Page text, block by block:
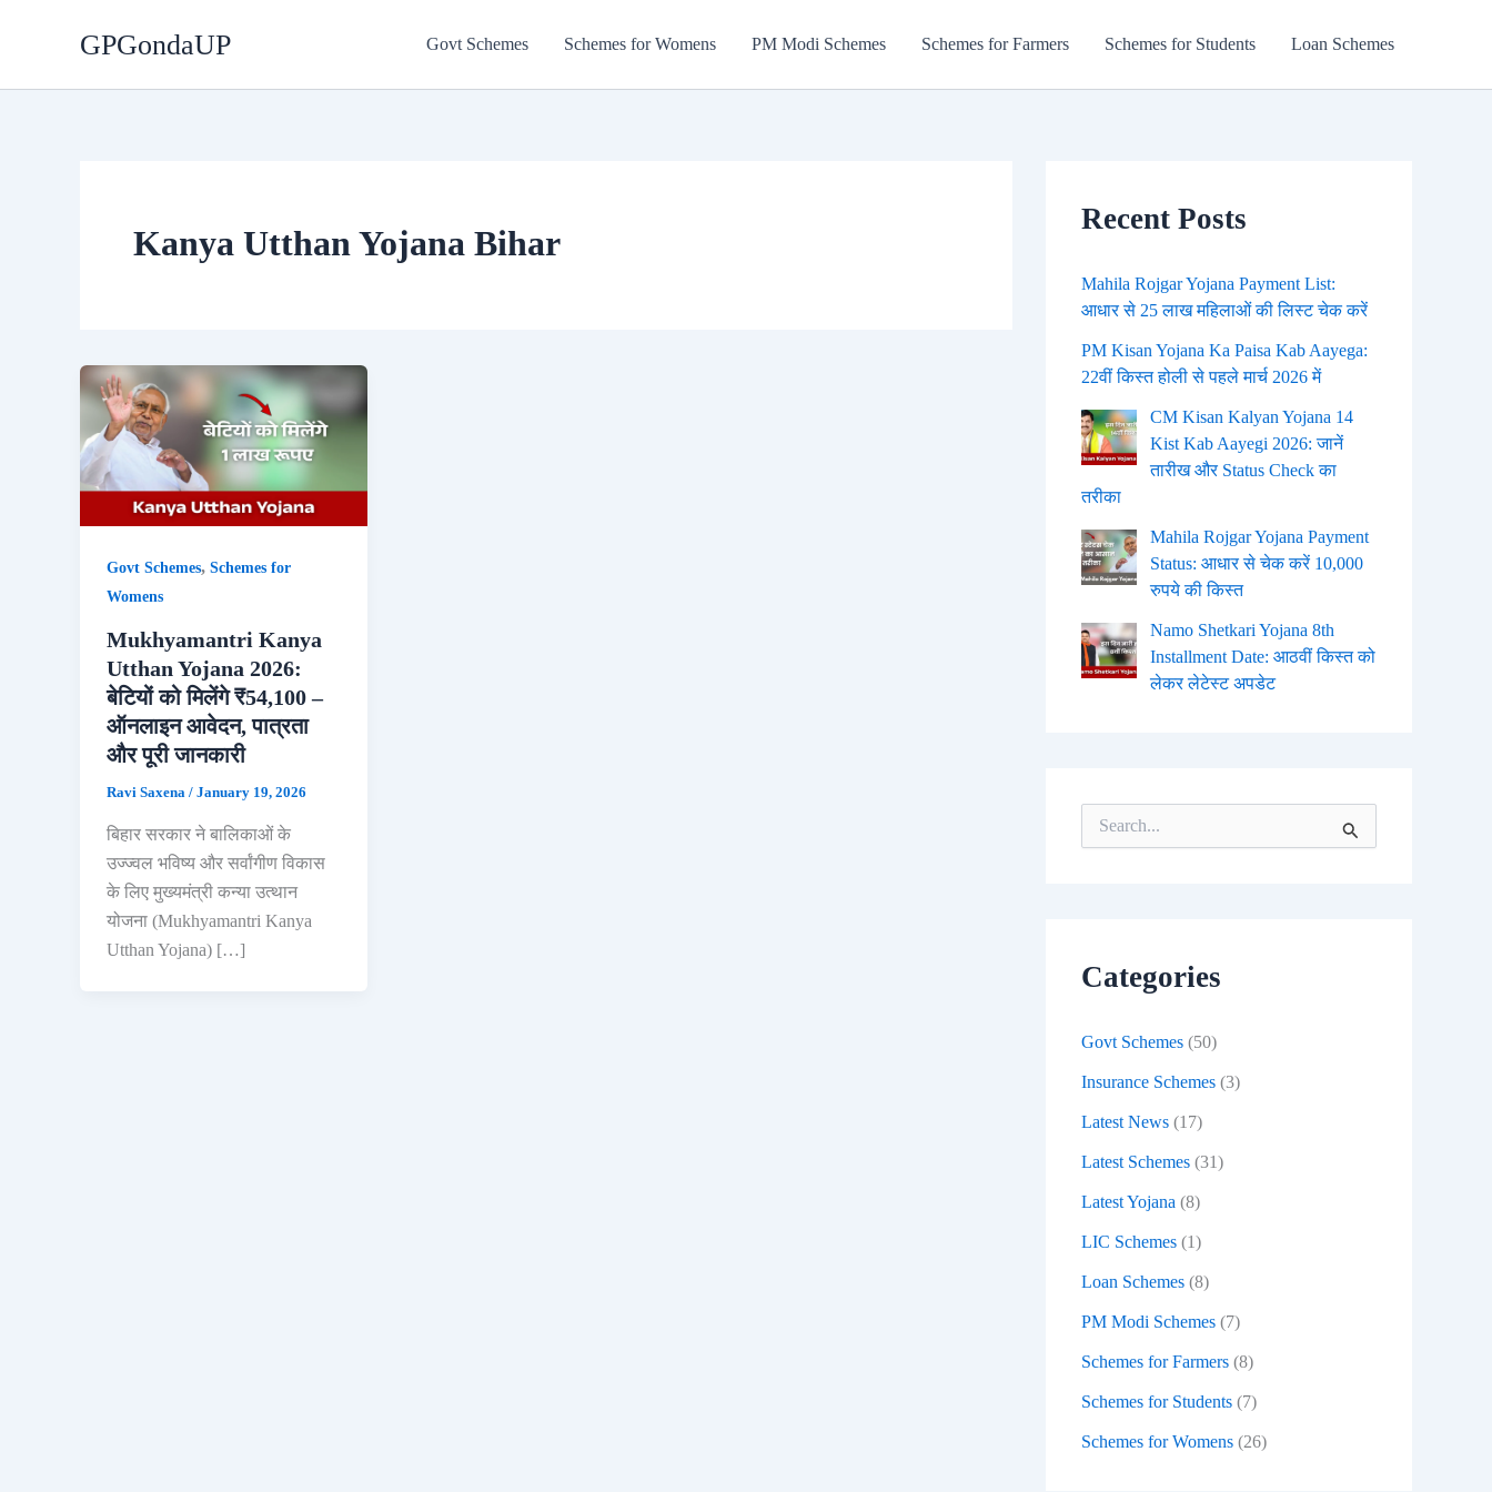
GPGondaUP Govt Schemes Schemes for Womens PM Modi Schemes Schemes for Farmers Schemes for Students Loan Schemes
Kanya Utthan Yojana Bihar
Govt Schemes, Schemes for
Womens
Mukhyamantri Kanya
Utthan Yojana 2026:
बेटियों को मिलेंगे ₹54,100 –
ऑनलाइन आवेदन, पात्रता
और पूरी जानकारी
Ravi Saxena / January 19, 2026
बिहार सरकार ने बालिकाओं के
उज्ज्वल भविष्य और सर्वांगीण विकास
के लिए मुख्यमंत्री कन्या उत्थान
योजना (Mukhyamantri Kanya
Utthan Yojana) […]
Recent Posts
Mahila Rojgar Yojana Payment List:
आधार से 25 लाख महिलाओं की लिस्ट चेक करें
PM Kisan Yojana Ka Paisa Kab Aayega:
22वीं किस्त होली से पहले मार्च 2026 में
CM Kisan Kalyan Yojana 14
Kist Kab Aayegi 2026: जानें
तारीख और Status Check का
तरीका
Mahila Rojgar Yojana Payment
Status: आधार से चेक करें 10,000
रुपये की किस्त
Namo Shetkari Yojana 8th
Installment Date: आठवीं किस्त को
लेकर लेटेस्ट अपडेट
o
Categories
Govt Schemes (50)
Insurance Schemes (3)
Latest News (17)
Latest Schemes (31)
Latest Yojana (8)
LIC Schemes (1)
Loan Schemes (8)
PM Modi Schemes (7)
Schemes for Farmers (8)
Schemes for Students (7)
Schemes for Womens (26)